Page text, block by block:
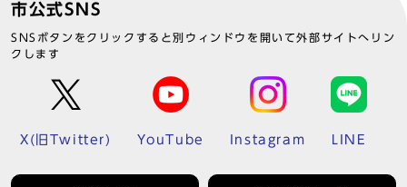
市公式SNS
SNSボタンをクリックすると別ウィンドウを開いて外部サイトへリン
クします
X(旧Twitter) YouTube Instagram LINE